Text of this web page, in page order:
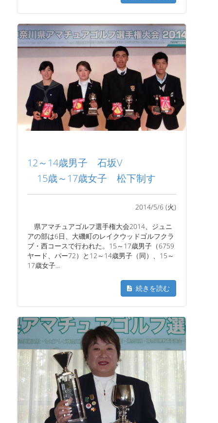
12～14歳男子 石坂V
15歳～17歳女子 松下制す
2014/5/6 (火)
県アマチュアゴルフ選手権大会2014、ジュニ
アの部は6日、大磯町のレイクウッドゴルフクラ
ブ・西コースで行われた。15～17歳男子（6759
ヤード、パー72）と12～14歳男子（同）、15～
17歳女子...
続きを読む